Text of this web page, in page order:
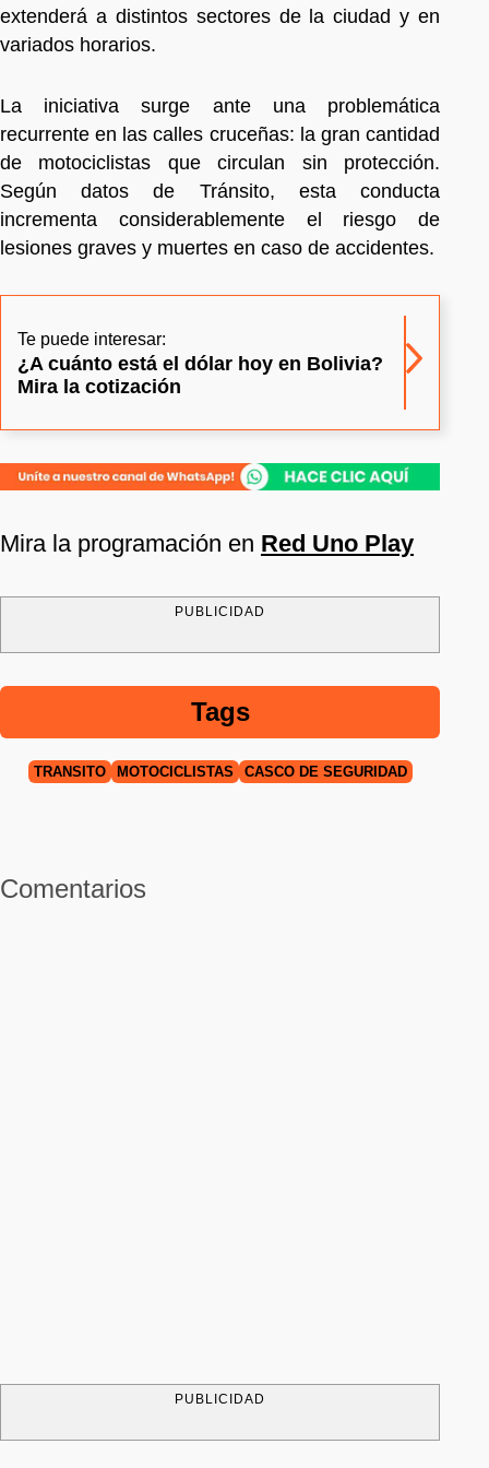
extenderá a distintos sectores de la ciudad y en
variados horarios.
La iniciativa surge ante una problemática
recurrente en las calles cruceñas: la gran cantidad
de motociclistas que circulan sin protección.
Según datos de Tránsito, esta conducta
incrementa considerablemente el riesgo de
lesiones graves y muertes en caso de accidentes.
Te puede interesar:
¿A cuánto está el dólar hoy en Bolivia?
Mira la cotización
Mira la programación en Red Uno Play
PUBLICIDAD
Tags
TRÁNSITO MOTOCICLISTAS CASCO DE SEGURIDAD
Comentarios
PUBLICIDAD